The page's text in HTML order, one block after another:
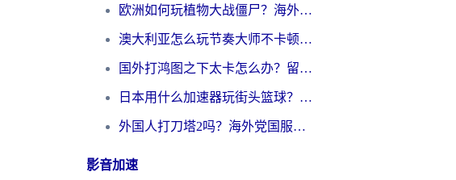
欧洲如何玩植物大战僵尸？海外党国服游戏加速避坑指南（附实测对比）
澳大利亚怎么玩节奏大师不卡顿？海外党国服游戏加速终极指南
国外打鸿图之下太卡怎么办？留学生亲测有效的国服游戏加速方案
日本用什么加速器玩街头篮球？海外党国服游戏不卡顿的终极攻略
外国人打刀塔2吗？海外党国服游戏加速避坑全攻略
影音加速